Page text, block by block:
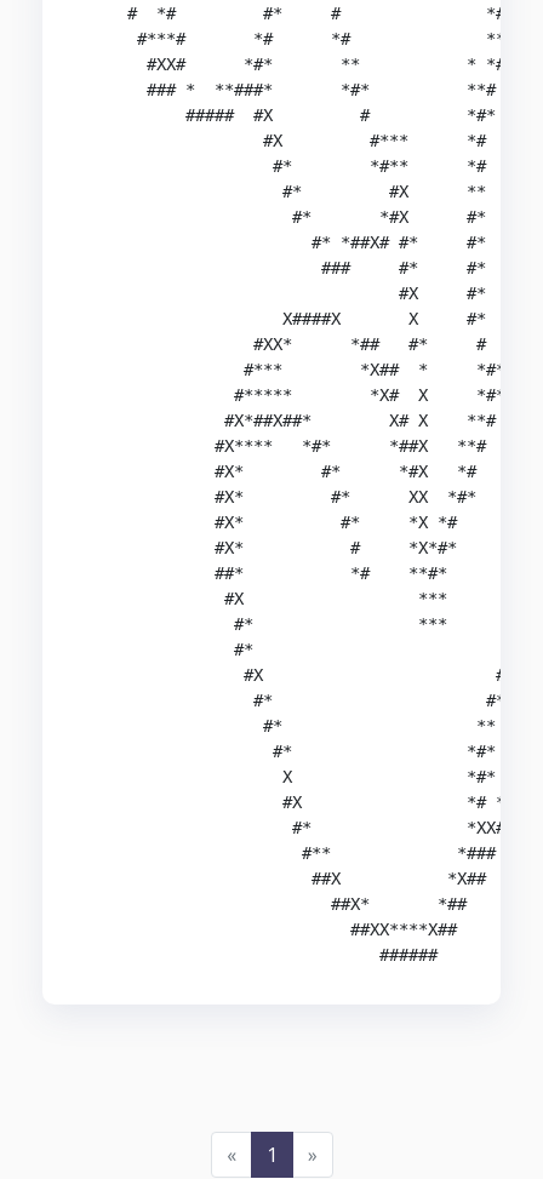
#  *#         #*     #               *#*
#***#       *#      *#              **
#XX#      *#*       **           * *#
### *  **###*       *#*          **#
#####  #X         #          *#*
#X         #***      *#
#*        *#**      *#
#*         #X      **
#*       *#X      #*
#* *##X# #*     #*
###     #*     #*
#X     #*
X####X       X     #*
#XX*      *##   #*     #
#***        *X##  *     *#**
#*****        *X#  X     *#**
#X*##X##*        X# X    **#
#X****   *#*      *##X   **#
#X*        #*      *#X   *#
#X*         #*      XX  *#*
#X*          #*     *X *#
#X*           #     *X*#*
##*           *#    **#*
#X                  ***
#*                 ***
#*                          *#
#X                        #*
#*                      #*
#*                    **
#*                  *#*
X                  *#*
#X                 *#
#*                *XX#
                       #**             *###
                        ##X           *X##
                          ##X*       *##
                            ##XX****X##
                               ######
« 1 »